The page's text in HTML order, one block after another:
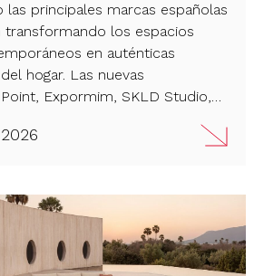
principales marcas españolas
transformando los espacios
en auténticas
hogar. Las nuevas
Expormim, SKLD Studio,
Una mirada al futuro